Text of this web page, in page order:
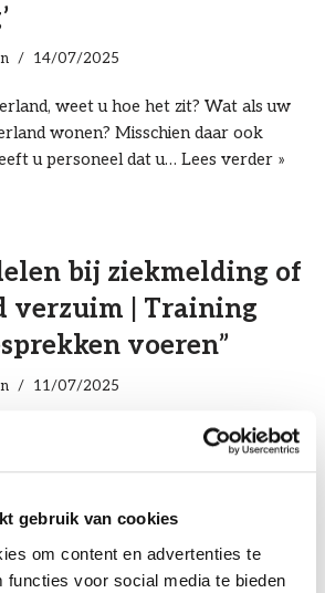
gebruik van cookies
om content en advertenties te
functies voor social media te bieden
14/07/2025
weet u hoe het zit? Wat als uw
wonen? Misschien daar ook
u personeel dat u… Lees verder »
bij ziekmelding of
verzuim | Training
voeren”
11/07/2025
werkklimaat is één van de
u heeft als werkgever Dit betekent